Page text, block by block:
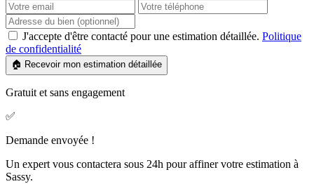
J'accepte d'être contacté pour une estimation détaillée. Politique
de confidentialité
🏠 Recevoir mon estimation détaillée
Gratuit et sans engagement
✅
Demande envoyée !
Un expert vous contactera sous 24h pour affiner votre estimation à
Sassy.